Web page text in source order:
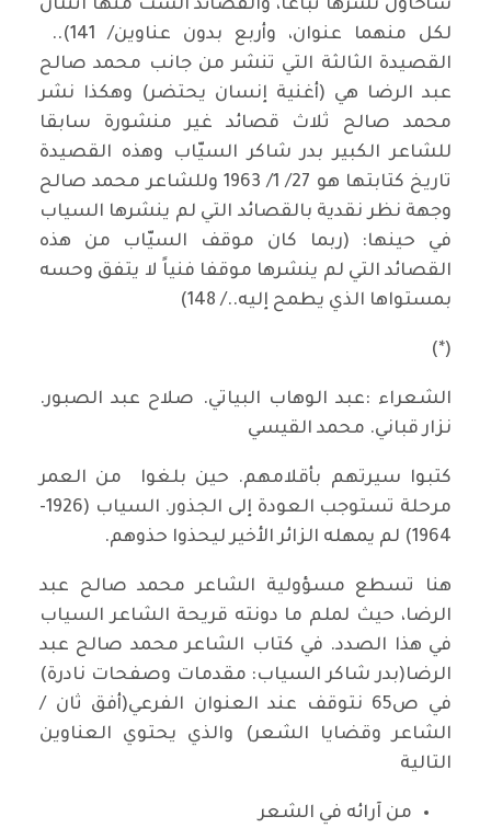
سأحاول نشرها تباعاً، والقصائد الست منها اثنتان
لكل منهما عنوان، وأربع بدون عناوين/ 141)..
القصيدة الثالثة التي تنشر من جانب محمد صالح
عبد الرضا هي (أغنية إنسان يحتضر) وهكذا نشر
محمد صالح ثلاث قصائد غير منشورة سابقا
للشاعر الكبير بدر شاكر السيّاب وهذه القصيدة
تاريخ كتابتها هو 27/ 1/ 1963 وللشاعر محمد صالح
وجهة نظر نقدية بالقصائد التي لم ينشرها السياب
في حينها: (ربما كان موقف السيّاب من هذه
القصائد التي لم ينشرها موقفا فنياً لا يتفق وحسه
بمستواها الذي يطمح إليه../ 148)
(*)
الشعراء :عبد الوهاب البياتي. صلاح عبد الصبور.
نزار قباني. محمد القيسي
كتبوا سيرتهم بأقلامهم. حين بلغوا من العمر
مرحلة تستوجب العودة إلى الجذور. السياب (1926-
1964) لم يمهله الزائر الأخير ليحذوا حذوهم.
هنا تسطع مسؤولية الشاعر محمد صالح عبد
الرضا، حيث لملم ما دونته قريحة الشاعر السياب
في هذا الصدد. في كتاب الشاعر محمد صالح عبد
الرضا(بدر شاكر السياب: مقدمات وصفحات نادرة)
في ص65 نتوقف عند العنوان الفرعي(أفق ثان /
الشاعر وقضايا الشعر) والذي يحتوي العناوين
التالية
من آرائه في الشعر